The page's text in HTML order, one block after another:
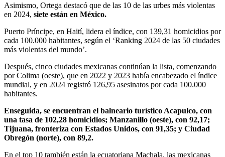
Asimismo, Ortega destacó que de las 10 de las urbes más violentas
en 2024, siete están en México.
Puerto Príncipe, en Haití, lidera el índice, con 139,31 homicidios por
cada 100.000 habitantes, según el ‘Ranking 2024 de las 50 ciudades
más violentas del mundo’.
Después, cinco ciudades mexicanas continúan la lista, comenzando
por Colima (oeste), que en 2022 y 2023 había encabezado el índice
mundial, y en 2024 registró 126,95 asesinatos por cada 100.000
habitantes.
Enseguida, se encuentran el balneario turístico Acapulco, con
una tasa de 102,28 homicidios; Manzanillo (oeste), con 92,17;
Tijuana, fronteriza con Estados Unidos, con 91,35; y Ciudad
Obregón (norte), con 89,2.
En el top 10 también están la ecuatoriana Machala, las mexicanas